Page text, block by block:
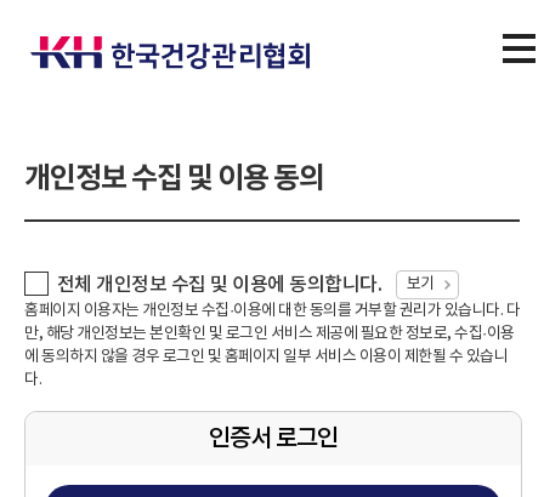
개인정보 수집 및 이용 동의
전체 개인정보 수집 및 이용에 동의합니다.
보기
홈페이지 이용자는 개인정보 수집·이용에 대한 동의를 거부할 권리가 있습니다. 다
만, 해당 개인정보는 본인확인 및 로그인 서비스 제공에 필요한 정보로, 수집·이용
에 동의하지 않을 경우 로그인 및 홈페이지 일부 서비스 이용이 제한될 수 있습니
다.
인증서 로그인